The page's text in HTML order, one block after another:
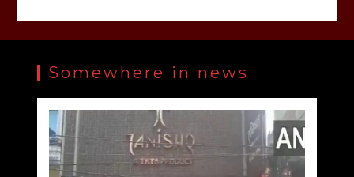
Somewhere in news
UP: ‘सड़क पर नमाज पढ़ने पर होगा एक्शन’ मेरठ पुलिस के